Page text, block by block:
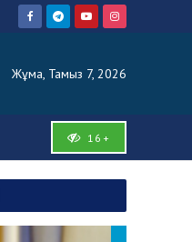
Жұма, Тамыз 7, 2026
16+